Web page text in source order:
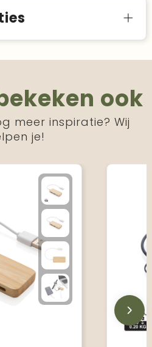
ook
meer inspiratie? Wij
je!